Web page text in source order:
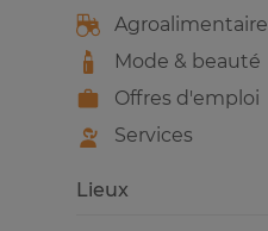
Agroalimentaire
Mode & beauté
Offres d'emploi
Services
Lieux